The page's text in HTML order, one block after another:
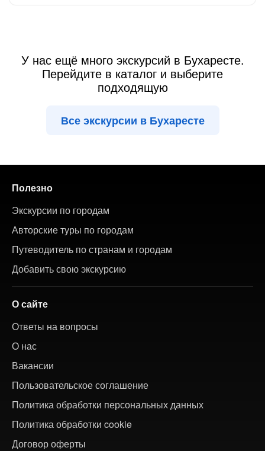
У нас ещё много экскурсий в Бухаресте.
Перейдите в каталог и выберите
подходящую
Все экскурсии в Бухаресте
Полезно
Экскурсии по городам
Авторские туры по городам
Путеводитель по странам и городам
Добавить свою экскурсию
О сайте
Ответы на вопросы
О нас
Вакансии
Пользовательское соглашение
Политика обработки персональных данных
Политика обработки cookie
Договор оферты